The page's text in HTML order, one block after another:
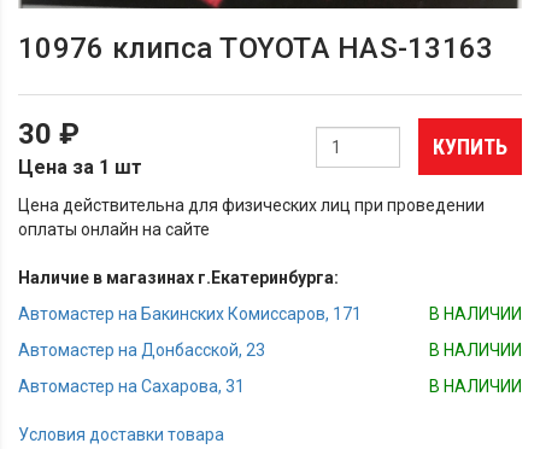
10976 клипса TOYOTA HAS-13163
30 ₽
Цена за 1 шт
КУПИТЬ
Цена действительна для физических лиц при проведении
оплаты онлайн на сайте
Наличие в магазинах г.Екатеринбурга:
Автомастер на Бакинских Комиссаров, 171
В НАЛИЧИИ
Автомастер на Донбасской, 23
В НАЛИЧИИ
Автомастер на Сахарова, 31
В НАЛИЧИИ
Условия доставки товара